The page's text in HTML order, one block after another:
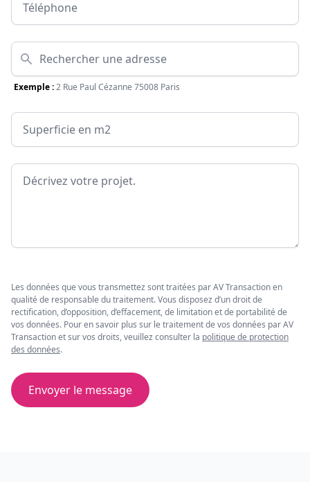
Adresse
Exemple :2 Rue Paul Cézanne 75008 Paris
Surface
Message
Les données que vous transmettez sont traitées par AV Transaction en
qualité de responsable du traitement. Vous disposez d’un droit de
rectification, d’opposition, d’effacement, de limitation et de portabilité de
vos données. Pour en savoir plus sur le traitement de vos données par AV
Transaction et sur vos droits, veuillez consulter la politique de protection
des données.
Envoyer le message